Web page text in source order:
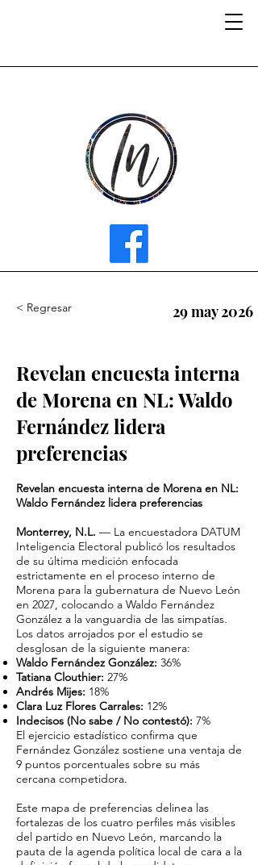
< Regresar 29 may 2026
Revelan encuesta interna
de Morena en NL: Waldo
Fernández lidera
preferencias
Revelan encuesta interna de Morena en NL:
Waldo Fernández lidera preferencias
Monterrey, N.L. — La encuestadora DATUM
Inteligencia Electoral publicó los resultados
de su última medición enfocada
estrictamente en el proceso interno de
Morena para la gubernatura de Nuevo León
en 2027, colocando a Waldo Fernández
González a la vanguardia de las simpatías.
Los datos arrojados por el estudio se
desglosan de la siguiente manera:
Waldo Fernández González: 36%
Tatiana Clouthier: 27%
Andrés Mijes: 18%
Clara Luz Flores Carrales: 12%
Indecisos (No sabe / No contestó): 7%
El ejercicio estadístico confirma que
Fernández González sostiene una ventaja de
9 puntos porcentuales sobre su más
cercana competidora.
Este mapa de preferencias delinea las
fortalezas de los cuatro perfiles más visibles
del partido en Nuevo León, marcando la
pauta de la agenda política local de cara a la